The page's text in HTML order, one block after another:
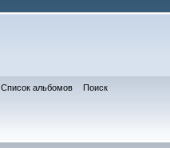
Список альбомов Поиск